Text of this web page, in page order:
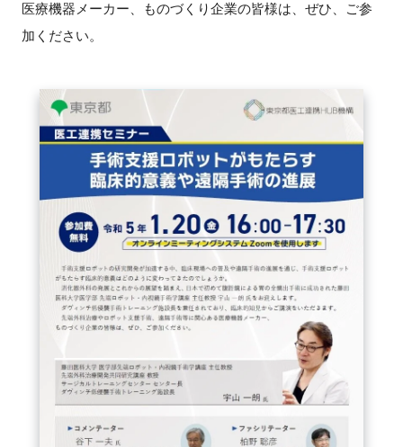
特別会員
イベントお知らせメール登録
医療機器メーカー、ものづくり企業の皆様は、ぜひ、ご参
加ください。